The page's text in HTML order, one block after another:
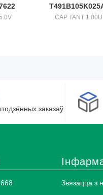
CAP TANT
заказаў
Звязацца з